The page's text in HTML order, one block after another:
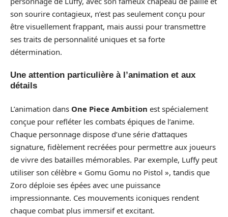
son sourire contagieux, n’est pas seulement conçu pour
être visuellement frappant, mais aussi pour transmettre
ses traits de personnalité uniques et sa forte
détermination.
Une attention particulière à l’animation et aux
détails
L’animation dans One Piece Ambition est spécialement
conçue pour refléter les combats épiques de l’anime.
Chaque personnage dispose d’une série d’attaques
signature, fidèlement recréées pour permettre aux joueurs
de vivre des batailles mémorables. Par exemple, Luffy peut
utiliser son célèbre « Gomu Gomu no Pistol », tandis que
Zoro déploie ses épées avec une puissance
impressionnante. Ces mouvements iconiques rendent
chaque combat plus immersif et excitant.